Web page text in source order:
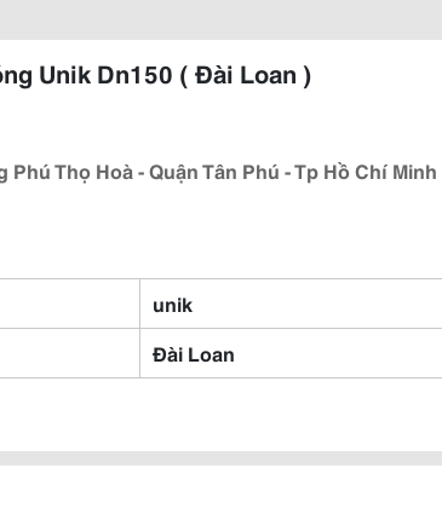
Unik Dn150 ( Đài Loan )
Phú Thọ Hoà - Quận Tân Phú - Tp Hồ Chí Minh
unik
Đài Loan